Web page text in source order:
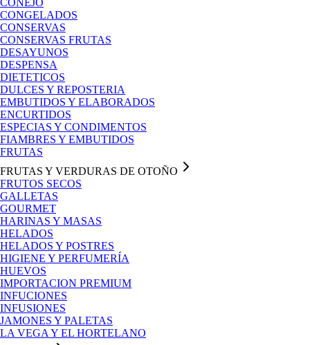
CONGELADOS
CONSERVAS
CONSERVAS FRUTAS
DESAYUNOS
DESPENSA
DIETETICOS
DULCES Y REPOSTERIA
EMBUTIDOS Y ELABORADOS
ENCURTIDOS
ESPECIAS Y CONDIMENTOS
FIAMBRES Y EMBUTIDOS
FRUTAS
FRUTAS Y VERDURAS DE OTOÑO
FRUTOS SECOS
GALLETAS
GOURMET
HARINAS Y MASAS
HELADOS
HELADOS Y POSTRES
HIGIENE Y PERFUMERÍA
HUEVOS
IMPORTACION PREMIUM
INFUCIONES
INFUSIONES
JAMONES Y PALETAS
LA VEGA Y EL HORTELANO